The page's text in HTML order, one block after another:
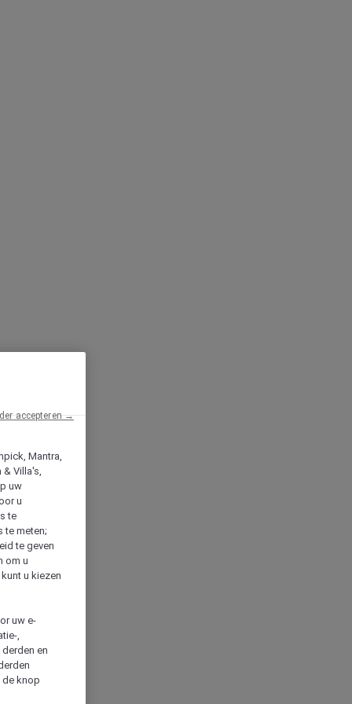
Mantra,
& Villa's,
uw
u
te
te meten;
te geven
om u
u kiezen
uw e-
,
en
de knop
accepteren →